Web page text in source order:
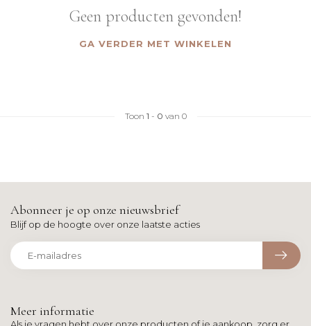
Geen producten gevonden!
GA VERDER MET WINKELEN
Toon 1 - 0 van 0
Meer informatie
Abonneer je op onze nieuwsbrief
Blijf op de hoogte over onze laatste acties